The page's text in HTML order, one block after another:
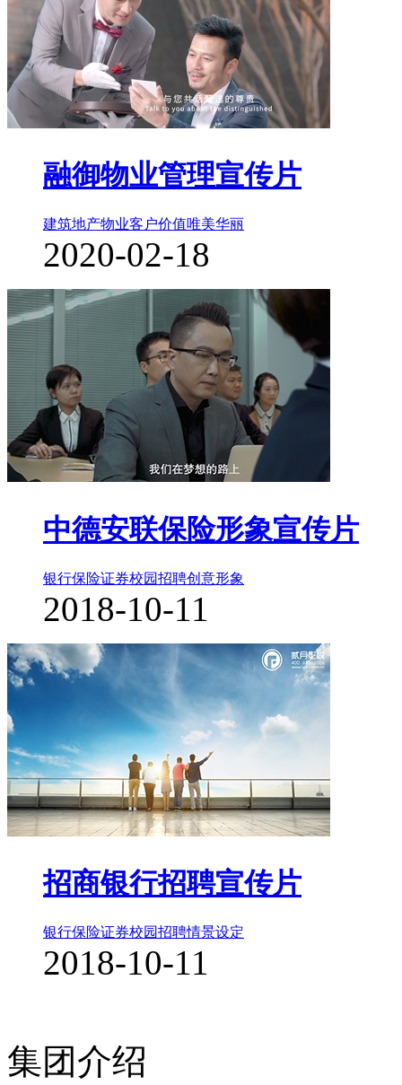
融御物业管理宣传片
建筑地产物业客户价值唯美华丽
2020-02-18
中德安联保险形象宣传片
银行保险证券校园招聘创意形象
2018-10-11
招商银行招聘宣传片
银行保险证券校园招聘情景设定
2018-10-11
集团介绍